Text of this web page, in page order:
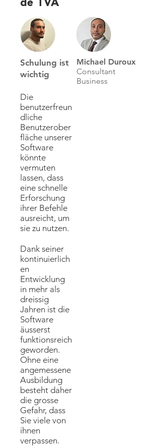
de TVA
Schulung ist
wichtig
Die
benutzerfreun
dliche
Benutzerober
fläche unserer
Software
könnte
vermuten
lassen, dass
eine schnelle
Erforschung
ihrer Befehle
ausreicht, um
sie zu nutzen.
Dank seiner
kontinuierlich
en
Entwicklung
in mehr als
dreissig
Jahren ist die
Software
äusserst
funktionsreich
geworden.
Ohne eine
angemessene
Ausbildung
besteht daher
die grosse
Gefahr, dass
Sie viele von
ihnen
verpassen.
Michael Duroux
Consultant
Business